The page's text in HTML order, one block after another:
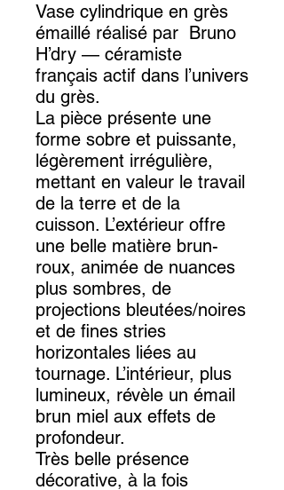
Vase cylindrique en grès
émaillé réalisé par Bruno
H’dry — céramiste
français actif dans l’univers
du grès.
La pièce présente une
forme sobre et puissante,
légèrement irrégulière,
mettant en valeur le travail
de la terre et de la
cuisson. L’extérieur offre
une belle matière brun-
roux, animée de nuances
plus sombres, de
projections bleutées/noires
et de fines stries
horizontales liées au
tournage. L’intérieur, plus
lumineux, révèle un émail
brun miel aux effets de
profondeur.
Très belle présence
décorative, à la fois